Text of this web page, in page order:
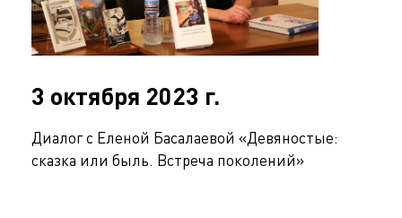
3 октября 2023 г.
Диалог с Еленой Басалаевой «Девяностые:
сказка или быль. Встреча поколений»